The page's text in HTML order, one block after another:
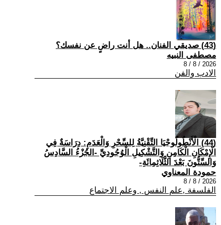
(43) صديقي الفنان.. هل أنت راضٍ عن نفسك؟
مصطفى النبيه
2026 / 8 / 8
الادب والفن
(44) الْأَنْطُولُوجْيَا التِّقْنِيَّةُ لِلسِّحْرِ وَالْعَدَمِ: دِرَاسَةٌ فِي
الْإِمْكَانِ الْكَامِنِ وَالتَّشْكِيلِ الْوُجُودِيِّ -الجُزْءُ السَّادِسُ
وَالسِّتُّونَ بَعْدَ الثَّلَاثِمِائَةِ-
حمودة المعناوي
2026 / 8 / 8
الفلسفة ,علم النفس , وعلم الاجتماع